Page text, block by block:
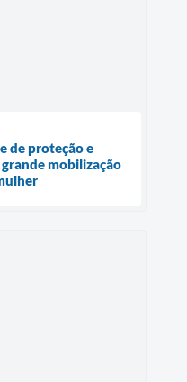
de proteção e
mobilização